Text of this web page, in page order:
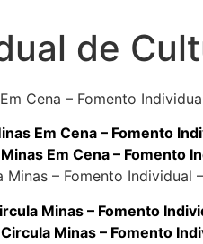
de
Cena – Fomento
Em Cena – Fomento
Em Cena – Fomento
Minas – Fomento Individual
Minas – Fomento
Minas – Fomento